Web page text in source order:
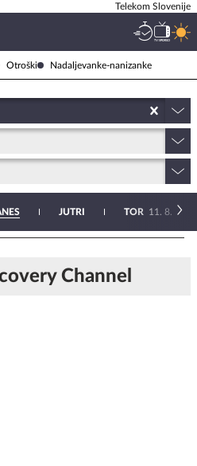
Telekom Slovenije
Otroški Nadaljevanke-nanizanke
JUTRI TOR 11. 8.
Channel